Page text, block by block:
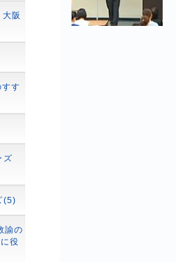
阪
す
ズ
(5)
諭の
役